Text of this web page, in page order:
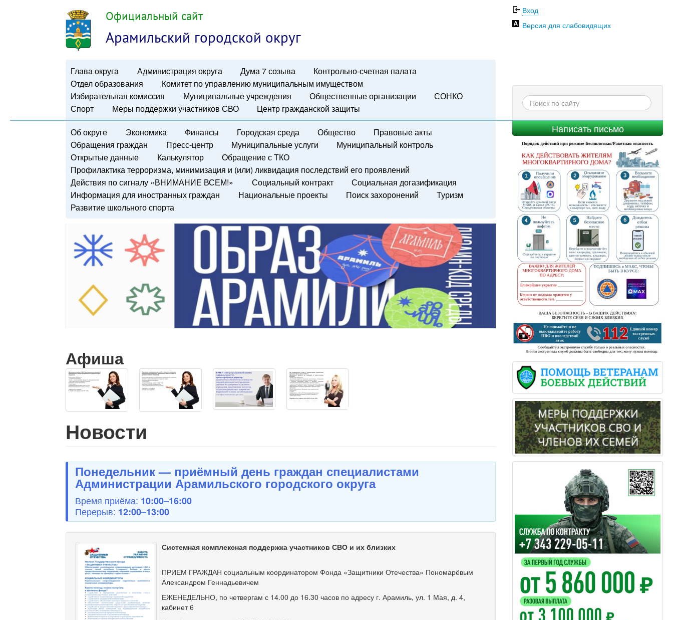
Официальный сайт
Арамильский городской округ
Глава округа Администрация округа Дума 7 созыва
Контрольно-счетная палата
Отдел образования
Комитет по управлению муниципальным имуществом
Избирательная комиссия
Муниципальные учреждения Общественные организации
СОНКО
Спорт
Меры поддержки участников СВО Центр гражданской защиты
Вход
Версия для слабовидящих
Написать письмо
Об округе Экономика Финансы Городская среда Общество
Правовые акты
Обращения граждан
Пресс-центр Муниципальные услуги
Муниципальный контроль
Открытые данные
Калькулятор
Обращение с ТКО
Профилактика терроризма, минимизация и (или) ликвидация последствий его проявлений
Действия по сигналу «ВНИМАНИЕ ВСЕМ!»
Социальный контракт
Социальная догазификация
Информация для иностранных граждан
Национальные проекты Поиск захоронений
Туризм
Развитие школьного спорта
Афиша
Новости
Понедельник — приёмный день граждан специалистами
Администрации Арамильского городского округа
Время приёма: 10:00–16:00
Перерыв: 12:00–13:00
Системная комплексная поддержка участников СВО и их близких
ПРИЕМ ГРАЖДАН социальным координатором Фонда «Защитники Отечества» Пономарёвым
Александром Геннадьевичем
ЕЖЕНЕДЕЛЬНО, по четвергам с 14.00 до 16.30 часов по адресу г. Арамиль, ул. 1 Мая, д. 4,
кабинет 6